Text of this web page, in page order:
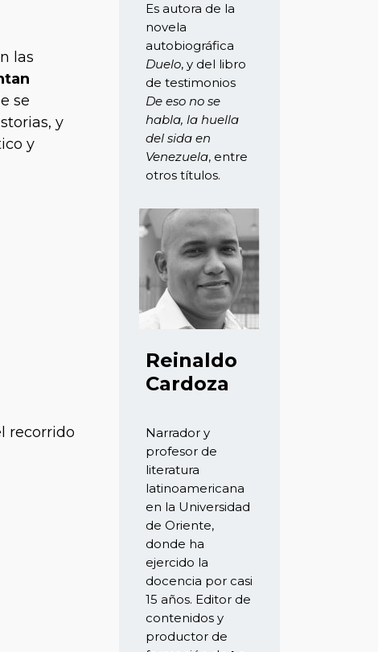
las
se
y
y
recorrido
Es autora de la
novela
autobiográfica
Duelo, y del libro
de testimonios
De eso no se
habla, la huella
del sida en
Venezuela, entre
otros títulos.
Reinaldo
Cardoza
Narrador y
profesor de
literatura
latinoamericana
en la Universidad
de Oriente,
donde ha
ejercido la
docencia por casi
15 años. Editor de
contenidos y
productor de